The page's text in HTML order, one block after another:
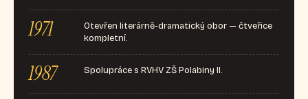
1971
Otevřen literárně-dramatický obor — čtveřice
kompletní.
1987 Spolupráce s RVHV ZŠ Polabiny II.